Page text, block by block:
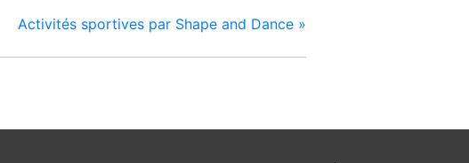
Activités sportives par Shape and Dance »